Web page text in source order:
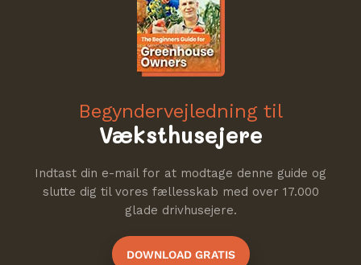
Begyndervejledning til
Væksthusejere
Indtast din e-mail for at modtage denne guide og
slutte dig til vores fællesskab med over 17.000
glade drivhusejere.
DOWNLOAD GRATIS